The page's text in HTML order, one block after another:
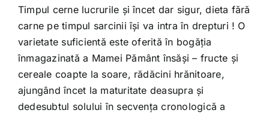
Timpul cerne lucrurile şi încet dar sigur, dieta fără
carne pe timpul sarcinii îşi va intra în drepturi ! O
varietate suficientă este oferită în bogăţia
înmagazinată a Mamei Pământ însăşi – fructe şi
cereale coapte la soare, rădăcini hrănitoare,
ajungând încet la maturitate deasupra şi
dedesubtul solului în secvenţa cronologică a